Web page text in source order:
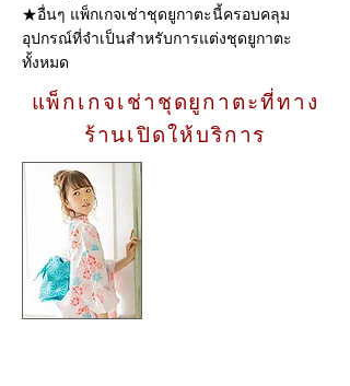
★อื่นๆ แพ็กเกจเช่าชุดยูกาตะนี้ครอบคลุม
อุปกรณ์ที่จำเป็นสำหรับการแต่งชุดยูกาตะ
ทั้งหมด
แพ็กเกจเช่าชุดยูกาตะที่ทาง
ร้านเปิดให้บริการ